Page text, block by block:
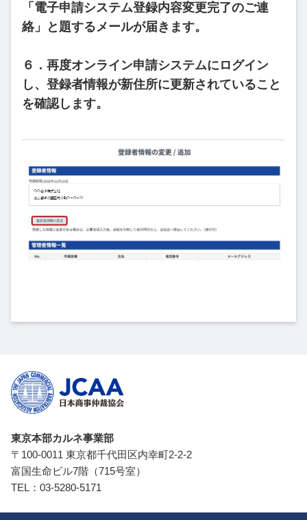
「電子申請システム登録内容変更完了のご連
絡」と題するメールが届きます。
６．再度オンライン申請システムにログイン
し、登録者情報が新住所に更新されていること
を確認します。
東京本部カルネ事業部
〒100-0011 東京都千代田区内幸町2-2-2
富国生命ビル7階（715号室）
TEL： 03-5280-5171